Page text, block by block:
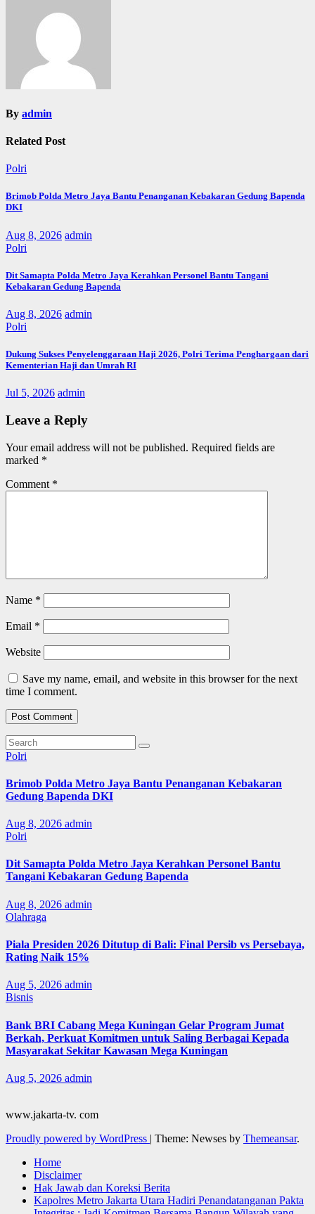
By admin
Related Post
Polri
Brimob Polda Metro Jaya Bantu Penanganan Kebakaran Gedung Bapenda
DKI
Aug 8, 2026 admin
Polri
Dit Samapta Polda Metro Jaya Kerahkan Personel Bantu Tangani
Kebakaran Gedung Bapenda
Aug 8, 2026 admin
Polri
Dukung Sukses Penyelenggaraan Haji 2026, Polri Terima Penghargaan dari
Kementerian Haji dan Umrah RI
Jul 5, 2026 admin
Leave a Reply
Your email address will not be published. Required fields are
marked *
Comment *
Name *
Email *
Website
Save my name, email, and website in this browser for the next
time I comment.
Polri
Brimob Polda Metro Jaya Bantu Penanganan Kebakaran
Gedung Bapenda DKI
Aug 8, 2026 admin
Polri
Dit Samapta Polda Metro Jaya Kerahkan Personel Bantu
Tangani Kebakaran Gedung Bapenda
Aug 8, 2026 admin
Olahraga
Piala Presiden 2026 Ditutup di Bali: Final Persib vs Persebaya,
Rating Naik 15%
Aug 5, 2026 admin
Bisnis
Bank BRI Cabang Mega Kuningan Gelar Program Jumat
Berkah, Perkuat Komitmen untuk Saling Berbagai Kepada
Masyarakat Sekitar Kawasan Mega Kuningan
Aug 5, 2026 admin
www.jakarta-tv. com
Proudly powered by WordPress | Theme: Newses by Themeansar.
Home
Disclaimer
Hak Jawab dan Koreksi Berita
Kapolres Metro Jakarta Utara Hadiri Penandatanganan Pakta